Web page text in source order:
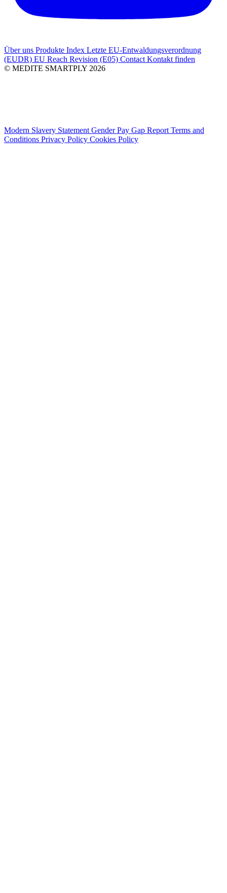
Über uns Produkte Index Letzte EU-Entwaldungsverordnung
(EUDR) EU Reach Revision (E05) ContactKontakt finden
© MEDITE SMARTPLY 2026
Modern Slavery StatementGender Pay Gap ReportTerms and
Conditions Privacy Policy Cookies Policy